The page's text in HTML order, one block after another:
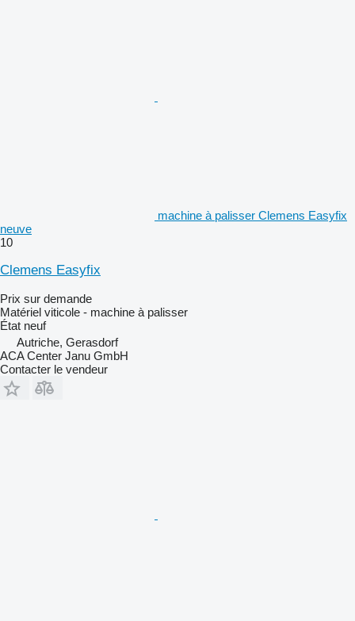
machine à palisser Clemens Easyfix
neuve
10
Clemens Easyfix
Prix sur demande
Matériel viticole - machine à palisser
État neuf
Autriche, Gerasdorf
ACA Center Janu GmbH
Contacter le vendeur